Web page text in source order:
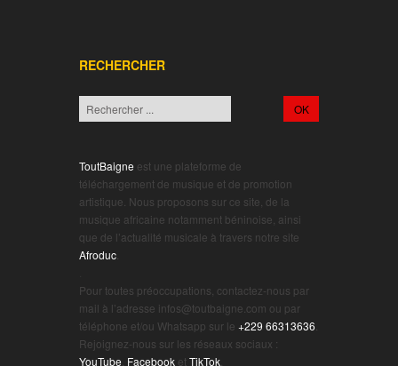
RECHERCHER
ToutBaigne est une plateforme de
téléchargement de musique et de promotion
artistique. Nous proposons sur ce site, de la
musique africaine notamment béninoise, ainsi
que de l’actualité musicale à travers notre site
Afroduc
Pour toutes préoccupations, contactez-nous par
mail à l’adresse infos@toutbaigne.com ou par
téléphone et/ou Whatsapp sur le +229 66313636
Rejoignez-nous sur les réseaux sociaux :
YouTube Facebook etTikTok